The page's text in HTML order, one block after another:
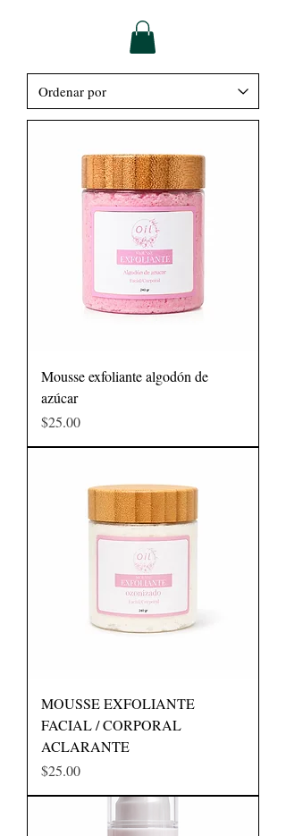
Mousse exfoliante algodón de
azúcar
Precio
$25.00
MOUSSE EXFOLIANTE
FACIAL / CORPORAL
ACLARANTE
Precio
$25.00